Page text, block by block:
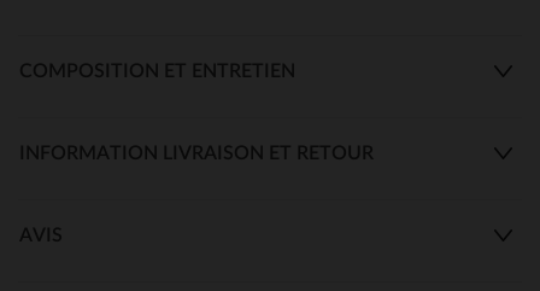
COMPOSITION ET ENTRETIEN
INFORMATION LIVRAISON ET RETOUR
AVIS